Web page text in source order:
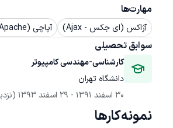
مهارت‌ها
آژاکس (ای جکس - Ajax) آپاچی (Apache)
سوابق تحصیلی
کارشناسی-مهندسی کامپیوتر
دانشگاه تهران
30 اسفند 1391
- 29 اسفند 1393 (نزدیک
نمونه‌کارها